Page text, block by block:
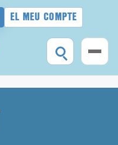
EL MEU COMPTE